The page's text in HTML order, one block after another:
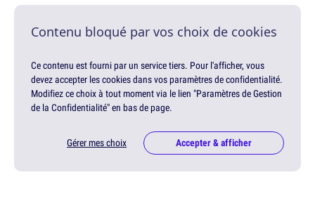
Contenu bloqué par vos choix de cookies
Ce contenu est fourni par un service tiers. Pour l'afficher, vous
devez accepter les cookies dans vos paramètres de confidentialité.
Modifiez ce choix à tout moment via le lien "Paramètres de Gestion
de la Confidentialité" en bas de page.
Gérer mes choix Accepter & afficher